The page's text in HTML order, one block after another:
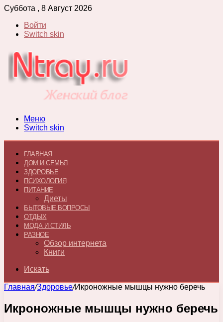
Суббота , 8 Август 2026
Войти
Switch skin
Меню
Switch skin
ГЛАВНАЯ
ДОМ И СЕМЬЯ
ЗДОРОВЬЕ
ПСИХОЛОГИЯ
ПИТАНИЕ
Диеты
БЫТОВЫЕ ВОПРОСЫ
ОТДЫХ
МОДА И СТИЛЬ
РАЗНОЕ
Обзор интернета
Книги
Искать
Главная/Здоровье/Икроножные мышцы нужно беречь
Икроножные мышцы нужно беречь